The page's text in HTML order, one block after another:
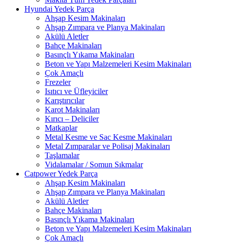
Hyundai Yedek Parça
Ahşap Kesim Makinaları
Ahşap Zımpara ve Planya Makinaları
Akülü Aletler
Bahçe Makinaları
Basınçlı Yıkama Makinaları
Beton ve Yapı Malzemeleri Kesim Makinaları
Çok Amaçlı
Frezeler
Isıtıcı ve Üfleyiciler
Karıştırıcılar
Karot Makinaları
Kırıcı – Deliciler
Matkaplar
Metal Kesme ve Sac Kesme Makinaları
Metal Zımparalar ve Polisaj Makinaları
Taşlamalar
Vidalamalar / Somun Sıkmalar
Catpower Yedek Parça
Ahşap Kesim Makinaları
Ahşap Zımpara ve Planya Makinaları
Akülü Aletler
Bahçe Makinaları
Basınçlı Yıkama Makinaları
Beton ve Yapı Malzemeleri Kesim Makinaları
Çok Amaçlı